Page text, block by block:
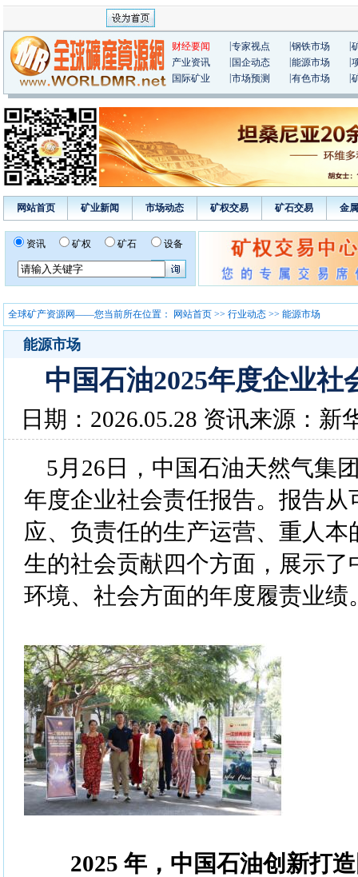
财经要闻 专家视点 钢铁市场
产业资讯
国企动态 能源市场
国际矿业
市场预测 有色市场
网站首页 矿业新闻 市场动态 矿权交易 矿石交易 金
资讯 矿权 矿石 设备
全球矿产资源网——您当前所在位置： 网站首页 >> 行业动态 >> 能源市场
能源市场
中国石油2025年度企业社
日期：2026.05.28 资讯来源：新
5月26日，中国石油天然气集
年度企业社会责任报告。报告从
应、负责任的生产运营、重人本
生的社会贡献四个方面，展示了
环境、社会方面的年度履责业绩
2025 年，中国石油创新打造